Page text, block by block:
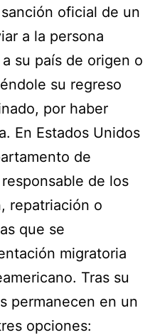
oficial de un
a la persona
su país de origen o
su regreso
por haber
En Estados Unidos
de
de los
repatriación o
que se
migratoria
Tras su
permanecen en un
opciones: